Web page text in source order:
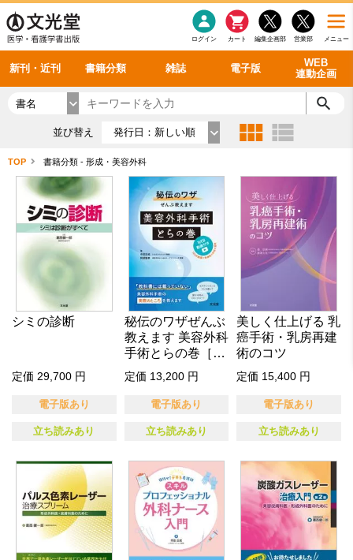
メニュー
営業部
編集企画部
カート
ログイン
新刊・近刊 書籍分類 雑誌 電子版
WEB
連動企画
感染症 老年医学
看護・介護
呼吸器
循環器
シリーズ一覧
雑誌投稿規定
理学療法
雑誌案内・年間購読 最新号 バックナンバー
電子書籍
電子雑誌
書籍「データに基づく臨床動作分析」WEB動画
書籍「眼手術学」WEB動画
書籍「神経症候学 II 改訂第二版」 WEB動画
新刊一覧
今後の発行予定
書名
並び替え 発行日：新しい順
TOP 書籍分類 - 形成・美容外科
シミの診断
定価 29,700 円
電子版あり
立ち読みあり
秘伝のワザぜんぶ
教えます 美容外科
手術とらの巻［W
EB動画…
定価 13,200 円
電子版あり
立ち読みあり
美しく仕上げる 乳
癌手術・乳房再建
術のコツ
定価 15,400 円
電子版あり
立ち読みあり